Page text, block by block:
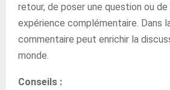
retour, de poser une question ou
expérience complémentaire. Dans
commentaire peut enrichir la
monde.
Conseils :